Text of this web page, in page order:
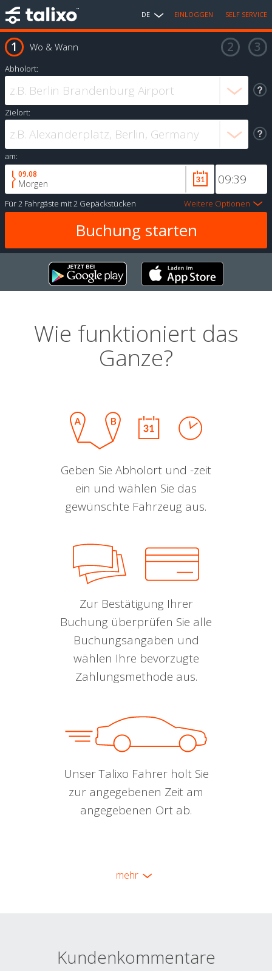
DE EINLOGGEN SELF SERVICE
Wo & Wann
Abholort:
Zielort:
am:
09.08
Morgen
Für2 Fahrgäste mit2 Gepäckstücken Weitere Optionen
Wie funktioniert das
Ganze?
Geben Sie Abholort und -zeit
ein und wählen Sie das
gewünschte Fahrzeug aus.
Zur Bestätigung Ihrer
Buchung überprüfen Sie alle
Buchungsangaben und
wählen Ihre bevorzugte
Zahlungsmethode aus.
Unser Talixo Fahrer holt Sie
zur angegebenen Zeit am
angegebenen Ort ab.
mehr
Kundenkommentare